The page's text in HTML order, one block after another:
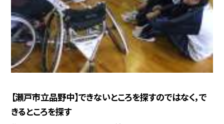
【瀬戸市立品野中】できないところを探すのではなく，で
きるところを探す